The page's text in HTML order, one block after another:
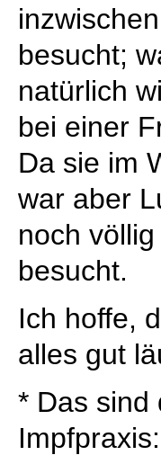
besucht;
natürlich
bei einer
Da sie im
war aber
noch
besucht.
Ich hoffe,
alles gut
* Das sind
Impfpraxis: